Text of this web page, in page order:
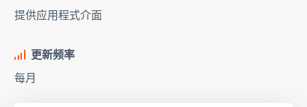
提供应用程式介面
更新频率
每月